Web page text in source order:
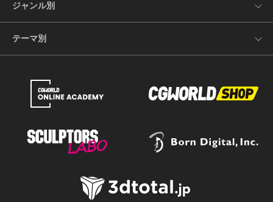
ジャンル別
テーマ別